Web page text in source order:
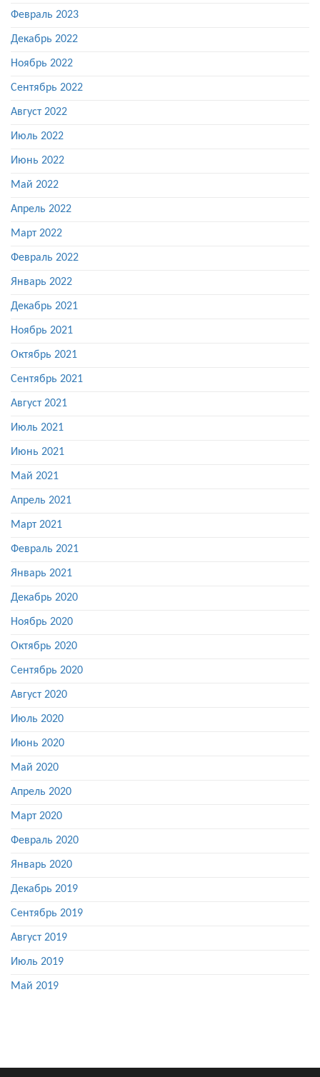
Февраль 2023
Декабрь 2022
Ноябрь 2022
Сентябрь 2022
Август 2022
Июль 2022
Июнь 2022
Май 2022
Апрель 2022
Март 2022
Февраль 2022
Январь 2022
Декабрь 2021
Ноябрь 2021
Октябрь 2021
Сентябрь 2021
Август 2021
Июль 2021
Июнь 2021
Май 2021
Апрель 2021
Март 2021
Февраль 2021
Январь 2021
Декабрь 2020
Ноябрь 2020
Октябрь 2020
Сентябрь 2020
Август 2020
Июль 2020
Июнь 2020
Май 2020
Апрель 2020
Март 2020
Февраль 2020
Январь 2020
Декабрь 2019
Сентябрь 2019
Август 2019
Июль 2019
Май 2019